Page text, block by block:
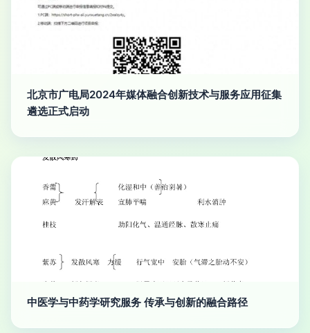
北京市广电局2024年媒体融合创新技术与服务应用征集
遴选正式启动
中医学与中药学研究服务 传承与创新的融合路径